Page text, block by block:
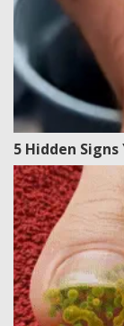
5 Hidden